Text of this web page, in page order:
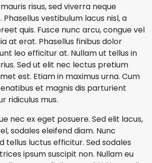
risus, sed viverra neque
vestibulum lacus nisl, a
quis. Fusce nunc arcu, congue vel
at erat. Phasellus finibus dolor
leo efficitur at. Nullam ut tellus in
Sed ut elit nec lectus pretium
est. Etiam in maximus urna. Cum
et magnis dis parturient
ridiculus mus.
nec ex eget posuere. Sed elit lacus,
sodales eleifend diam. Nunc
tellus luctus efficitur. Sed sodales
ipsum suscipit non. Nullam eu